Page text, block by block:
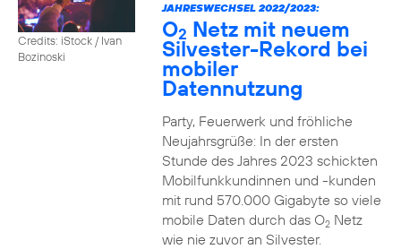
Credits: iStock / Ivan
Bozinoski
JAHRESWECHSEL 2022/2023:
O2 Netz mit neuem
Silvester-Rekord bei
mobiler
Datennutzung
Party, Feuerwerk und fröhliche
Neujahrsgrüße: In der ersten
Stunde des Jahres 2023 schickten
Mobilfunkkundinnen und -kunden
mit rund 570.000 Gigabyte so viele
mobile Daten durch das O2Netz
wie nie zuvor an Silvester.